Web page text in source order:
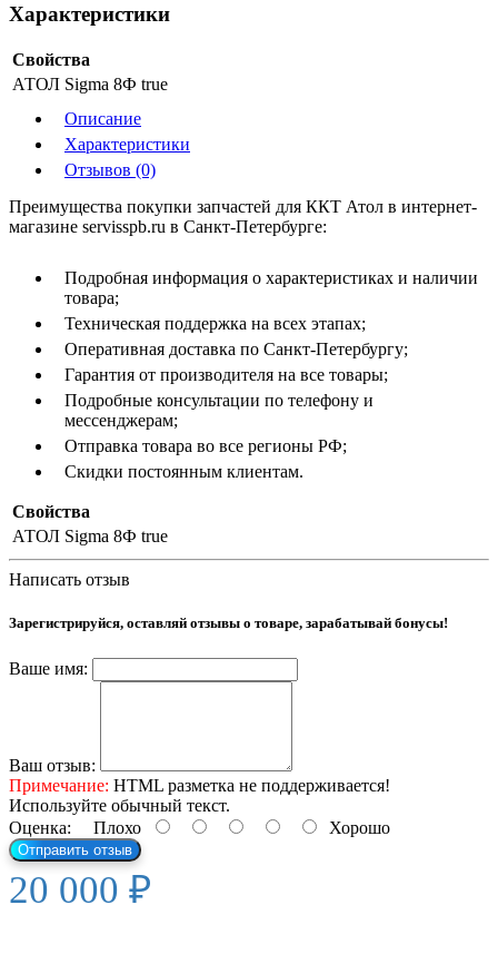
Характеристики
Свойства
АТОЛ Sigma 8Ф true
Описание
Характеристики
Отзывов (0)
Преимущества покупки запчастей для ККТ Атол в интернет-
магазине servisspb.ru в Санкт-Петербурге:
Подробная информация о характеристиках и наличии
товара;
Техническая поддержка на всех этапах;
Оперативная доставка по Санкт-Петербургу;
Гарантия от производителя на все товары;
Подробные консультации по телефону и
мессенджерам;
Отправка товара во все регионы РФ;
Скидки постоянным клиентам.
Свойства
АТОЛ Sigma 8Ф true
Написать отзыв
Зарегистрируйся, оставляй отзывы о товаре, зарабатывай бонусы!
Ваше имя:
Ваш отзыв:
Примечание: HTML разметка не поддерживается!
Используйте обычный текст.
Оценка: Плохо Хорошо
Отправить отзыв
20 000 ₽